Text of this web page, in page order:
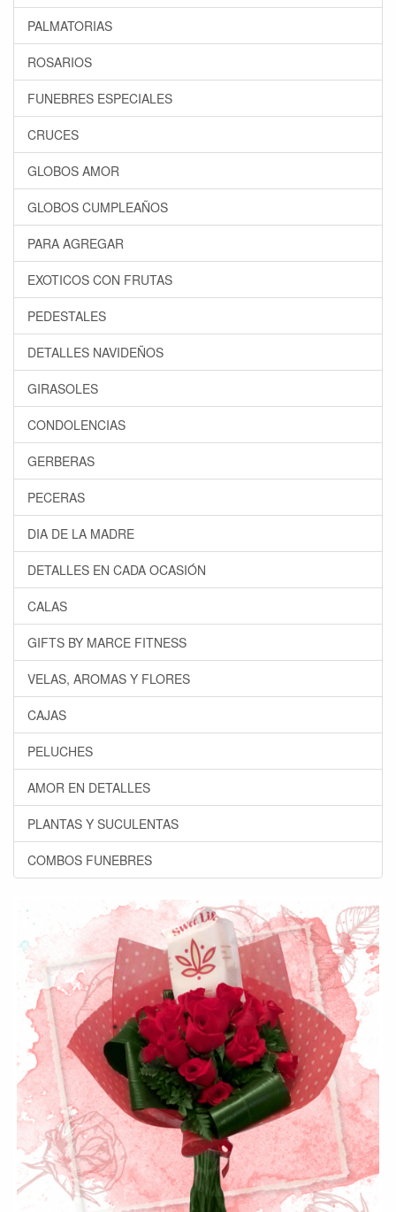
PALMATORIAS
ROSARIOS
FUNEBRES ESPECIALES
CRUCES
GLOBOS AMOR
GLOBOS CUMPLEAÑOS
PARA AGREGAR
EXOTICOS CON FRUTAS
PEDESTALES
DETALLES NAVIDEÑOS
GIRASOLES
CONDOLENCIAS
GERBERAS
PECERAS
DIA DE LA MADRE
DETALLES EN CADA OCASIÓN
CALAS
GIFTS BY MARCE FITNESS
VELAS, AROMAS Y FLORES
CAJAS
PELUCHES
AMOR EN DETALLES
PLANTAS Y SUCULENTAS
COMBOS FUNEBRES